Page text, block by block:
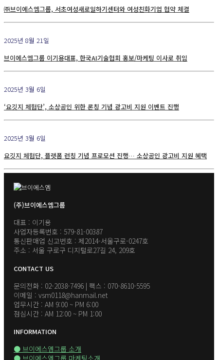
㈜브이에스엠그룹, 서초여성새로일하기센터와 여성친화기업 협약 체결
2025년 8월 21일
브이에스엠그룹 이기용대표, 한국AI기술협회 홍보/마케팅 이사로 취임
2025년 3월 6일
‘요깃지 체험단’, 소상공인 위한 론칭 기념 광고비 지원 이벤트 진행
2025년 3월 6일
요깃지 체험단, 플랫폼 런칭 기념 프로모션 진행… 소상공인 광고비 지원 혜택
(주)브이에스엠그룹
대표 : 이기용
사업자등록번호 : 579-81-00387
통신판매업 신고번호 : 제2014-서울구로-0247호
주소 : 서울 구로구 디지털로27길 24, 209호
CONTACT US
문의전화 : 02-2038-7496 | 팩스 : 070-8610-5595
이메일 : vsm0118@hanmail.net
업무시간 : AM 9:00 ~ PM 6:00
점심시간 : AM 12:00 ~ PM 1:00
INFORMATION
● 브이에스엠그룹 소개